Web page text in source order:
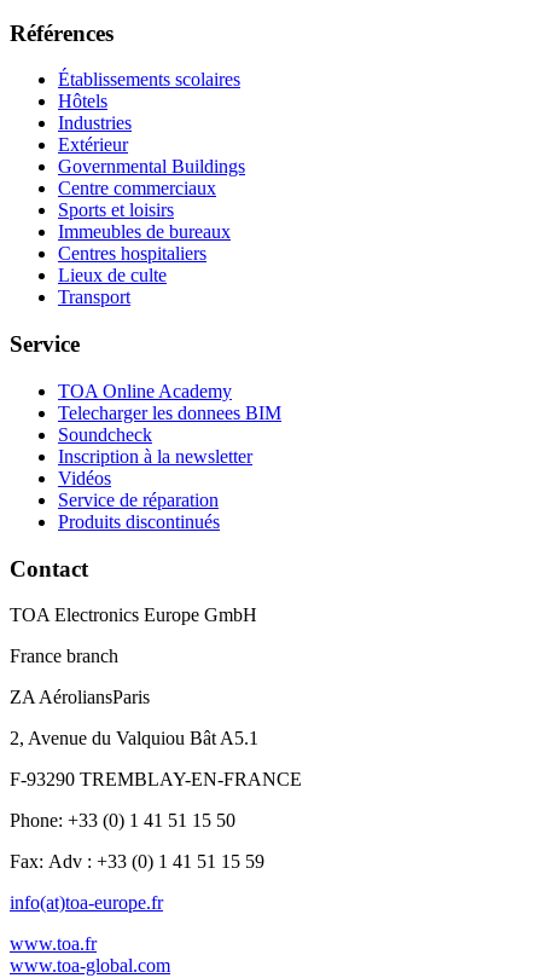
Références
Établissements scolaires
Hôtels
Industries
Extérieur
Governmental Buildings
Centre commerciaux
Sports et loisirs
Immeubles de bureaux
Centres hospitaliers
Lieux de culte
Transport
Service
TOA Online Academy
Telecharger les donnees BIM
Soundcheck
Inscription à la newsletter
Vidéos
Service de réparation
Produits discontinués
Contact
TOA Electronics Europe GmbH
France branch
ZA AéroliansParis
2, Avenue du Valquiou Bât A5.1
F-93290 TREMBLAY-EN-FRANCE
Phone: +33 (0) 1 41 51 15 50
Fax: Adv : +33 (0) 1 41 51 15 59
info(at)toa-europe.fr
www.toa.fr
www.toa-global.com